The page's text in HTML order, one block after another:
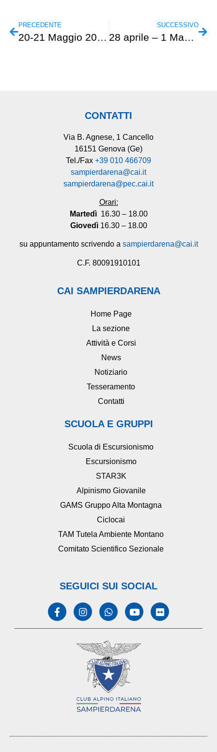
PRECEDENTE
20-21 Maggio 2023 – Escursionismo – Via Francigena
SUCCESSIVO
28 aprile – 1 Maggio 2023 – Incontro con CAF CRAU-ALPILLES
CONTATTI
Via B. Agnese, 1 Cancello
16151 Genova (Ge)
Tel./Fax +39 010 466709
sampierdarena@cai.it
sampierdarena@pec.cai.it
Orari:
Martedì 16.30 – 18.00
Giovedì16.30 – 18.00
su appuntamento scrivendo a sampierdarena@cai.it
C.F. 80091910101
CAI SAMPIERDARENA
Home Page
La sezione
Attività e Corsi
News
Notiziario
Tesseramento
Contatti
SCUOLA E GRUPPI
Scuola di Escursionismo
Escursionismo
STAR3K
Alpinismo Giovanile
GAMS Gruppo Alta Montagna
Ciclocai
TAM Tutela Ambiente Montano
Comitato Scientifico Sezionale
SEGUICI SUI SOCIAL